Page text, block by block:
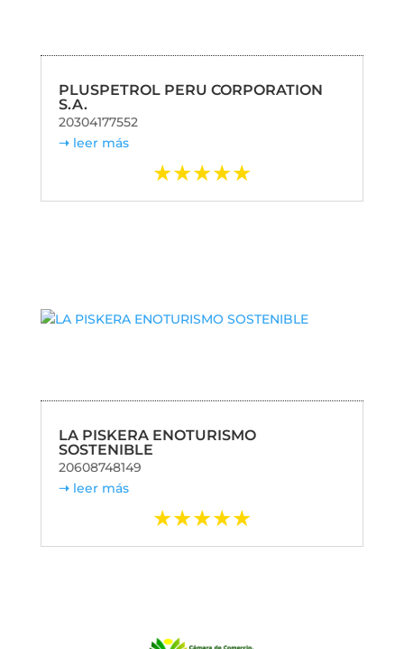
PLUSPETROL PERU CORPORATION
S.A.
20304177552
leer más
LA PISKERA ENOTURISMO
SOSTENIBLE
20608748149
leer más